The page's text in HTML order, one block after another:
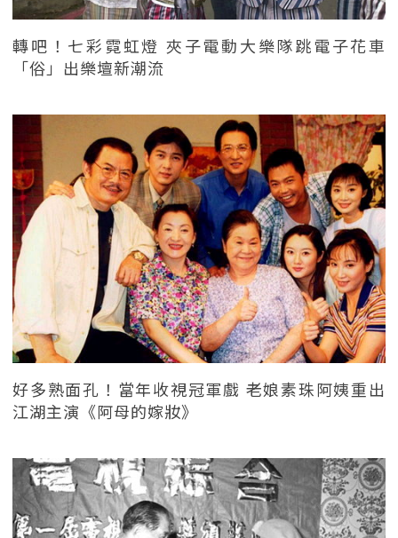
轉吧！七彩霓虹燈 夾子電動大樂隊跳電子花車
「俗」出樂壇新潮流
好多熟面孔！當年收視冠軍戲 老娘素珠阿姨重出
江湖主演《阿母的嫁妝》